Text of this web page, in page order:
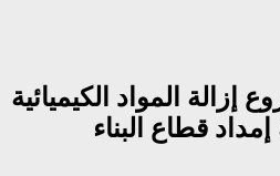
إزالة المواد الكيميائية
قطاع البناء